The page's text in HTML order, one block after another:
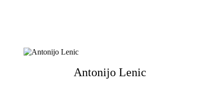
Antonijo Lenic